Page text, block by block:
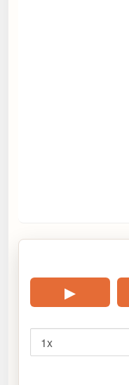
▶